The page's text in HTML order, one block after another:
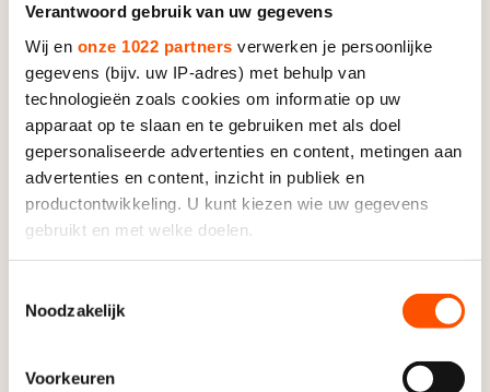
Verantwoord gebruik van uw gegevens
Wij en onze 1022 partners verwerken je persoonlijke
gegevens (bijv. uw IP-adres) met behulp van
technologieën zoals cookies om informatie op uw
apparaat op te slaan en te gebruiken met als doel
gepersonaliseerde advertenties en content, metingen aan
advertenties en content, inzicht in publiek en
productontwikkeling. U kunt kiezen wie uw gegevens
gebruikt en met welke doelen.
Informatie verzamelen over uw geografische locatie,
Uw apparaat identificeren door het actief te scannen
Noodzakelijk
Voorkeuren
wereldbekerklassement zijn de
Nederlandse dames verzekerd van de
laatste rit op de WK Afstanden. Voor
coach Geert Kuiper is dat een belangrijke
positie omdat hij dan zijn ploeg goed kan
coachen met de kennis van de andere
tijden in het achterhoofd. Die overwinning
Voor De Vries persoonlijk was het winnen
opsteker. “Mijn seizoen is tot nu toe